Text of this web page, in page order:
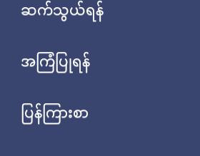
ဆက်သွယ်ရန်
အကြံပြုရန်
ပြန်ကြားစာ